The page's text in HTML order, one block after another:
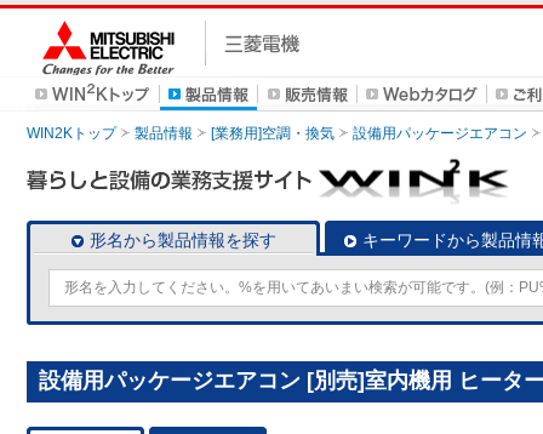
WIN2Kトップ 製品情報 [業務用]空調・換気 設備用パッケージエアコン
形名から製品情報を探す キーワードから製品情
設備用パッケージエアコン [別売]室内機用 ヒータ